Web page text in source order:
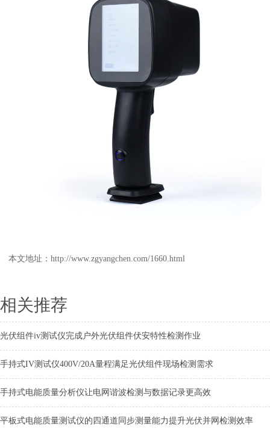
本文地址： http://www.zgyangchen.com/1660.html
相关推荐
光伏组件iv测试仪完成户外光伏组件伏安特性检测作业
手持式IV测试仪400V/20A量程满足光伏组件现场检测需求
手持式电能质量分析仪让电网谐波检测与数据记录更高效
平板式电能质量测试仪的四通道同步测量能力提升光伏并网检测效率